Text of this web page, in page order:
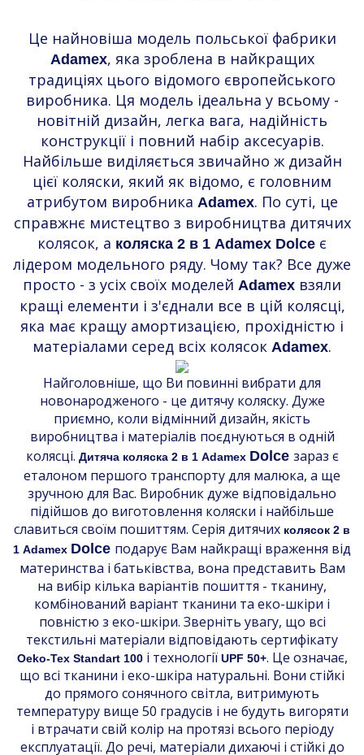
Це найновіша модель польської фабрики
Adamex, яка зроблена в найкращих
традиціях цього відомого європейського
виробника. Ця модель ідеальна у всьому -
новітній дизайн, легка вага, надійність
конструкції і повний набір аксесуарів.
Найбільше виділяється звичайно ж дизайн
цієї коляски, який як відомо, є головним
атрибутом виробника Adamex. По суті, це
справжнє мистецтво з виробництва дитячих
колясок, а коляска 2 в 1 Adamex Dolce є
лідером модельного ряду. Чому так? Все дуже
просто - з усіх своїх моделей Adamex взяли
кращі елементи і з'єднали все в цій колясці,
яка має кращу амортизацією, прохідністю і
матеріалами серед всіх колясок Adamex.
Найголовніше, що Ви повинні вибрати для
новонародженого - це дитячу коляску. Дуже
приємно, коли відмінний дизайн, якість
виробництва і матеріалів поєднуються в одній
колясці. Дитяча коляска 2 в 1 Adamex Dolce зараз є
еталоном першого транспорту для малюка, а ще
зручною для Вас. Виробник дуже відповідально
підійшов до виготовлення коляски і найбільше
славиться своїм пошиттям. Серія дитячих колясок 2 в
1 Adamex Dolce подарує Вам найкращі враження від
материнства і батьківства, вона представить Вам
на вибір кілька варіантів пошиття - тканину,
комбінований варіант тканини та еко-шкіри і
повністю з еко-шкіри. Зверніть увагу, що всі
текстильні матеріали відповідають сертифікату
Oeko-Tex Standart 100і технології UPF 50+. Це означає,
що всі тканини і еко-шкіра натуральні. Вони стійкі
до прямого сонячного світла, витримують
температуру вище 50 градусів і не будуть вигоряти
і втрачати свій колір на протязі всього періоду
експлуатації. До речі, матеріали дихаючі і стійкі до